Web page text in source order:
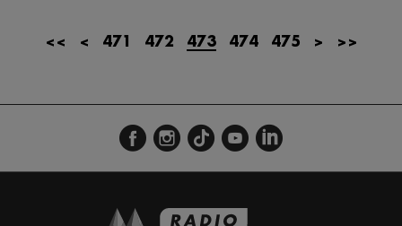
<< < 471 472 473 474 475 > >>